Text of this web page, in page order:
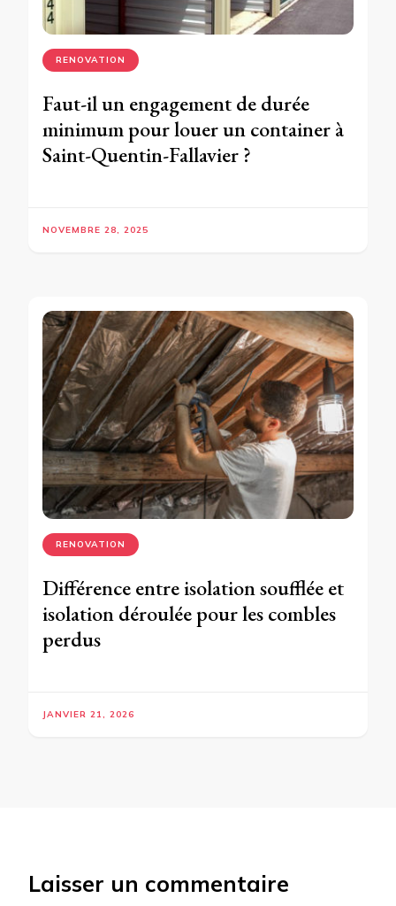
RENOVATION
Faut-il un engagement de durée
minimum pour louer un container à
Saint-Quentin-Fallavier ?
NOVEMBRE 28, 2025
RENOVATION
Différence entre isolation soufflée et
isolation déroulée pour les combles
perdus
JANVIER 21, 2026
Laisser un commentaire